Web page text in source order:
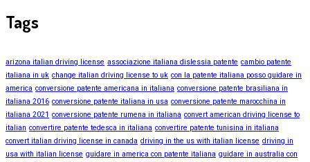
Tags
arizona italian driving license associazione italiana dislessia patente cambio patente
italiana in uk change italian driving license to uk con la patente italiana posso guidare in
america conversione patente americana in italiana conversione patente brasiliana in
italiana 2016 conversione patente italiana in usa conversione patente marocchina in
italiana 2021 conversione patente rumena in italiana convert american driving license to
italian convertire patente tedesca in italiana convertire patente tunisina in italiana
convert italian driving license in canada driving in the us with italian license driving in
usa with italian license guidare in america con patente italiana guidare in australia con